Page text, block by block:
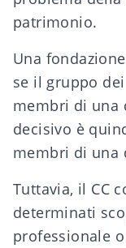
patrimonio.
Una
se il gruppo
membri di una
decisivo è
membri di una
Tuttavia, il CC
determinati
professionale